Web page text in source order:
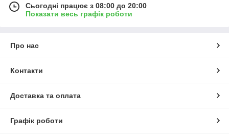
Сьогодні працює з 08:00 до 20:00
Показати весь графік роботи
Про нас
Контакти
Доставка та оплата
Графік роботи